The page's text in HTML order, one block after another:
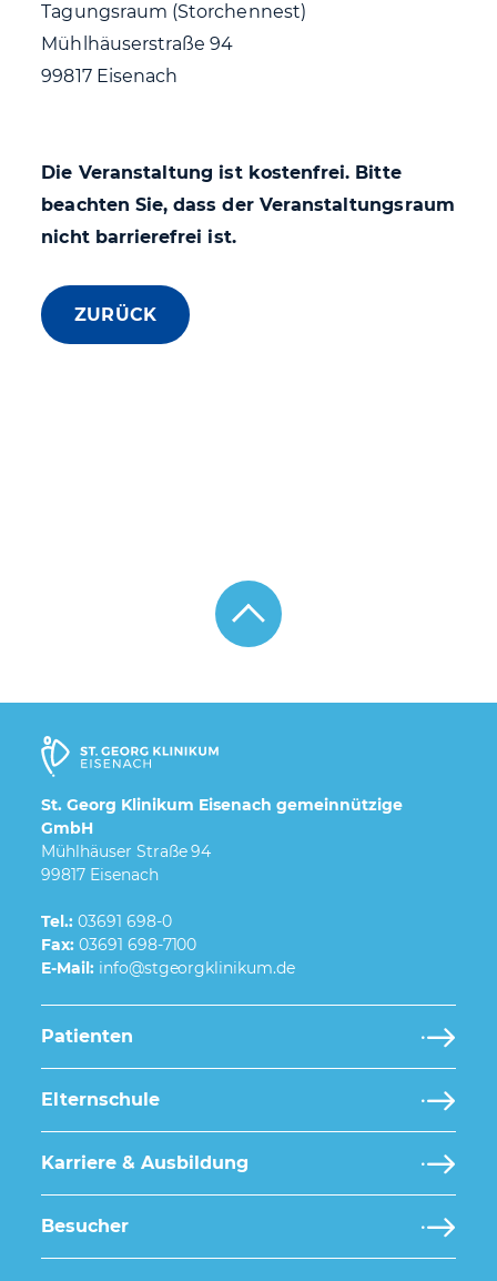
Tagungsraum (Storchennest)
Mühlhäuserstraße 94
99817 Eisenach
Die Veranstaltung ist kostenfrei. Bitte
beachten Sie, dass der Veranstaltungsraum
nicht barrierefrei ist.
ZURÜCK
St. Georg Klinikum Eisenach gemeinnützige
GmbH
Mühlhäuser Straße 94
99817 Eisenach
Tel.: 03691 698-0
Fax: 03691 698-7100
E-Mail:
Patienten
Elternschule
Karriere & Ausbildung
Besucher